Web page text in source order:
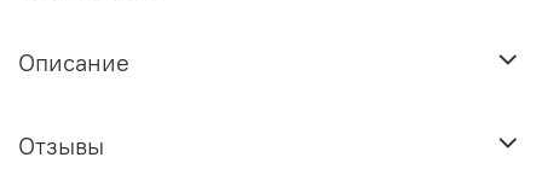
Описание
Отзывы